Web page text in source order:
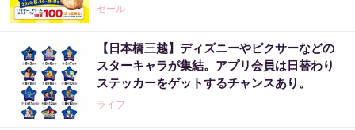
セール
【日本橋三越】ディズニーやピクサーなどの
スターキャラが集結。アプリ会員は日替わり
ステッカーをゲットするチャンスあり。
ライフ